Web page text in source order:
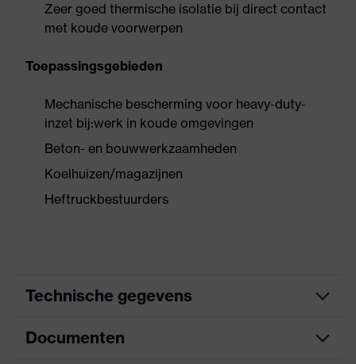
Zeer goed thermische isolatie bij direct contact
met koude voorwerpen
Toepassingsgebieden
Mechanische bescherming voor heavy-duty-
inzet bij:werk in koude omgevingen
Beton- en bouwwerkzaamheden
Koelhuizen/magazijnen
Heftruckbestuurders
Technische gegevens
Zoek kleur (filter)
Documenten